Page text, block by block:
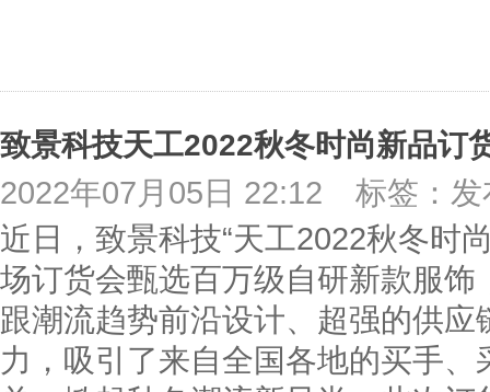
致景科技天工2022秋冬时尚新品订
2022年07月05日 22:12
标签：
近日，致景科技“天工2022秋冬时
场订货会甄选百万级自研新款服
跟潮流趋势前沿设计、超强的供
力，吸引了来自全国各地的买手